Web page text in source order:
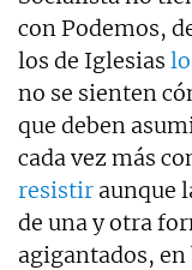
con Podemos,
los de Iglesias
no se sienten
que deben
cada vez más
resistir aunque
de una y otra
agigantados,